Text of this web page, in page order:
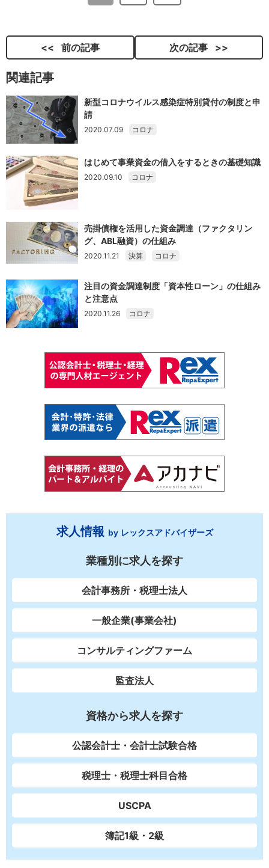
前の記事 次の記事
関連記事
新型コロナウイルス感染症特別貸付の制度と申
請
2020.07.09 コロナ
はじめて事業資金の借入をするときの基礎知識
2020.09.10 コロナ
売掛債権を活用した資金調達（ファクタリン
グ、ABL融資）の仕組み
2020.11.21 決算 コロナ
注目の資金調達制度「資本性ローン」の仕組み
と注意点
2020.11.26 コロナ
求人情報 by レックスアドバイザーズ
業種別に求人を探す
会計事務所・税理士法人
一般企業(事業会社)
コンサルティングファーム
監査法人
資格から求人を探す
公認会計士・会計士試験合格
税理士・税理士科目合格
USCPA
簿記1級・2級